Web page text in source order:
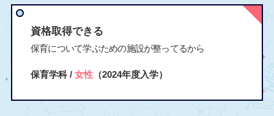
資格取得できる
保育について学ぶための施設が整ってるから
保育学科 / 女性（2024年度入学）